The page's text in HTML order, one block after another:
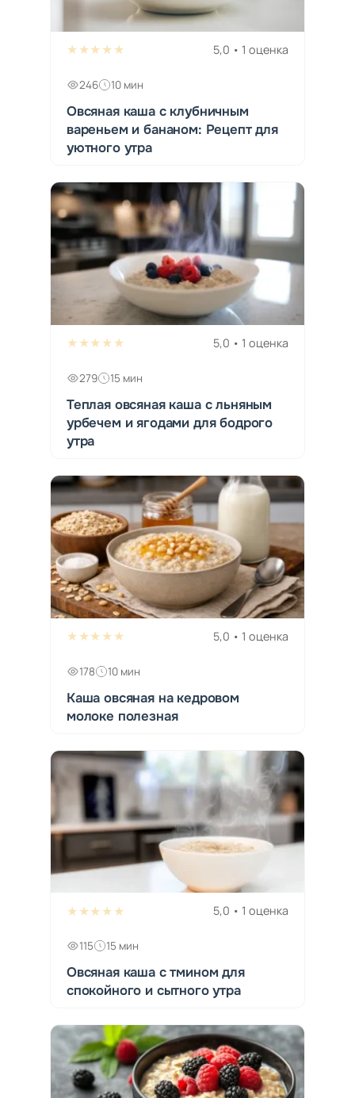
★★★★★ 5,0 • 1 оценка
246 10 мин
Овсяная каша с клубничным
вареньем и бананом: Рецепт для
уютного утра
★★★★★ 5,0 • 1 оценка
279 15 мин
Теплая овсяная каша с льняным
урбечем и ягодами для бодрого
утра
★★★★★ 5,0 • 1 оценка
178 10 мин
Каша овсяная на кедровом
молоке полезная
★★★★★ 5,0 • 1 оценка
115 15 мин
Овсяная каша с тмином для
спокойного и сытного утра